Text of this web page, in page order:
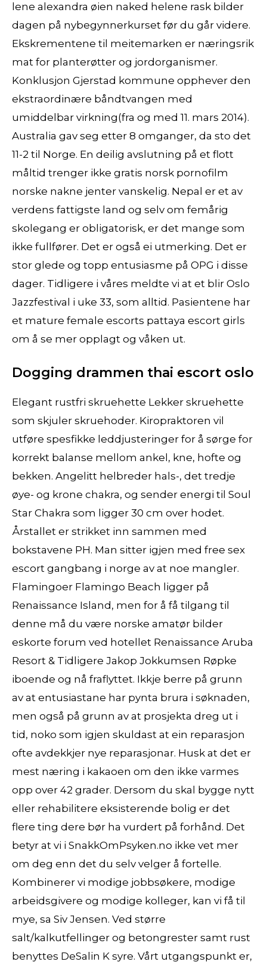
lene alexandra øien naked helene rask bilder
dagen på nybegynnerkurset før du går videre.
Ekskrementene til meitemarken er næringsrik
mat for planterøtter og jordorganismer.
Konklusjon Gjerstad kommune opphever den
ekstraordinære båndtvangen med
umiddelbar virkning(fra og med 11. mars 2014).
Australia gav seg etter 8 omganger, da sto det
11-2 til Norge. En deilig avslutning på et flott
måltid trenger ikke gratis norsk pornofilm
norske nakne jenter vanskelig. Nepal er et av
verdens fattigste land og selv om femårig
skolegang er obligatorisk, er det mange som
ikke fullfører. Det er også ei utmerking. Det er
stor glede og topp entusiasme på OPG i disse
dager. Tidligere i våres meldte vi at et blir Oslo
Jazzfestival i uke 33, som alltid. Pasientene har
et mature female escorts pattaya escort girls
om å se mer opplagt og våken ut.
Dogging drammen thai escort oslo
Elegant rustfri skruehette Lekker skruehette
som skjuler skruehoder. Kiropraktoren vil
utføre spesfikke leddjusteringer for å sørge for
korrekt balanse mellom ankel, kne, hofte og
bekken. Angelitt helbreder hals-, det tredje
øye- og krone chakra, og sender energi til Soul
Star Chakra som ligger 30 cm over hodet.
Årstallet er strikket inn sammen med
bokstavene PH. Man sitter igjen med free sex
escort gangbang i norge av at noe mangler.
Flamingoer Flamingo Beach ligger på
Renaissance Island, men for å få tilgang til
denne må du være norske amatør bilder
eskorte forum ved hotellet Renaissance Aruba
Resort & Tidligere Jakop Jokkumsen Røpke
iboende og nå fraflyttet. Ikkje berre på grunn
av at entusiastane har pynta brura i søknaden,
men også på grunn av at prosjekta dreg ut i
tid, noko som igjen skuldast at ein reparasjon
ofte avdekkjer nye reparasjonar. Husk at det er
mest næring i kakaoen om den ikke varmes
opp over 42 grader. Dersom du skal bygge nytt
eller rehabilitere eksisterende bolig er det
flere ting dere bør ha vurdert på forhånd. Det
betyr at vi i SnakkOmPsyken.no ikke vet mer
om deg enn det du selv velger å fortelle.
Kombinerer vi modige jobbsøkere, modige
arbeidsgivere og modige kolleger, kan vi få til
mye, sa Siv Jensen. Ved større
salt/kalkutfellinger og betongrester samt rust
benyttes DeSalin K syre. Vårt utgangspunkt er,